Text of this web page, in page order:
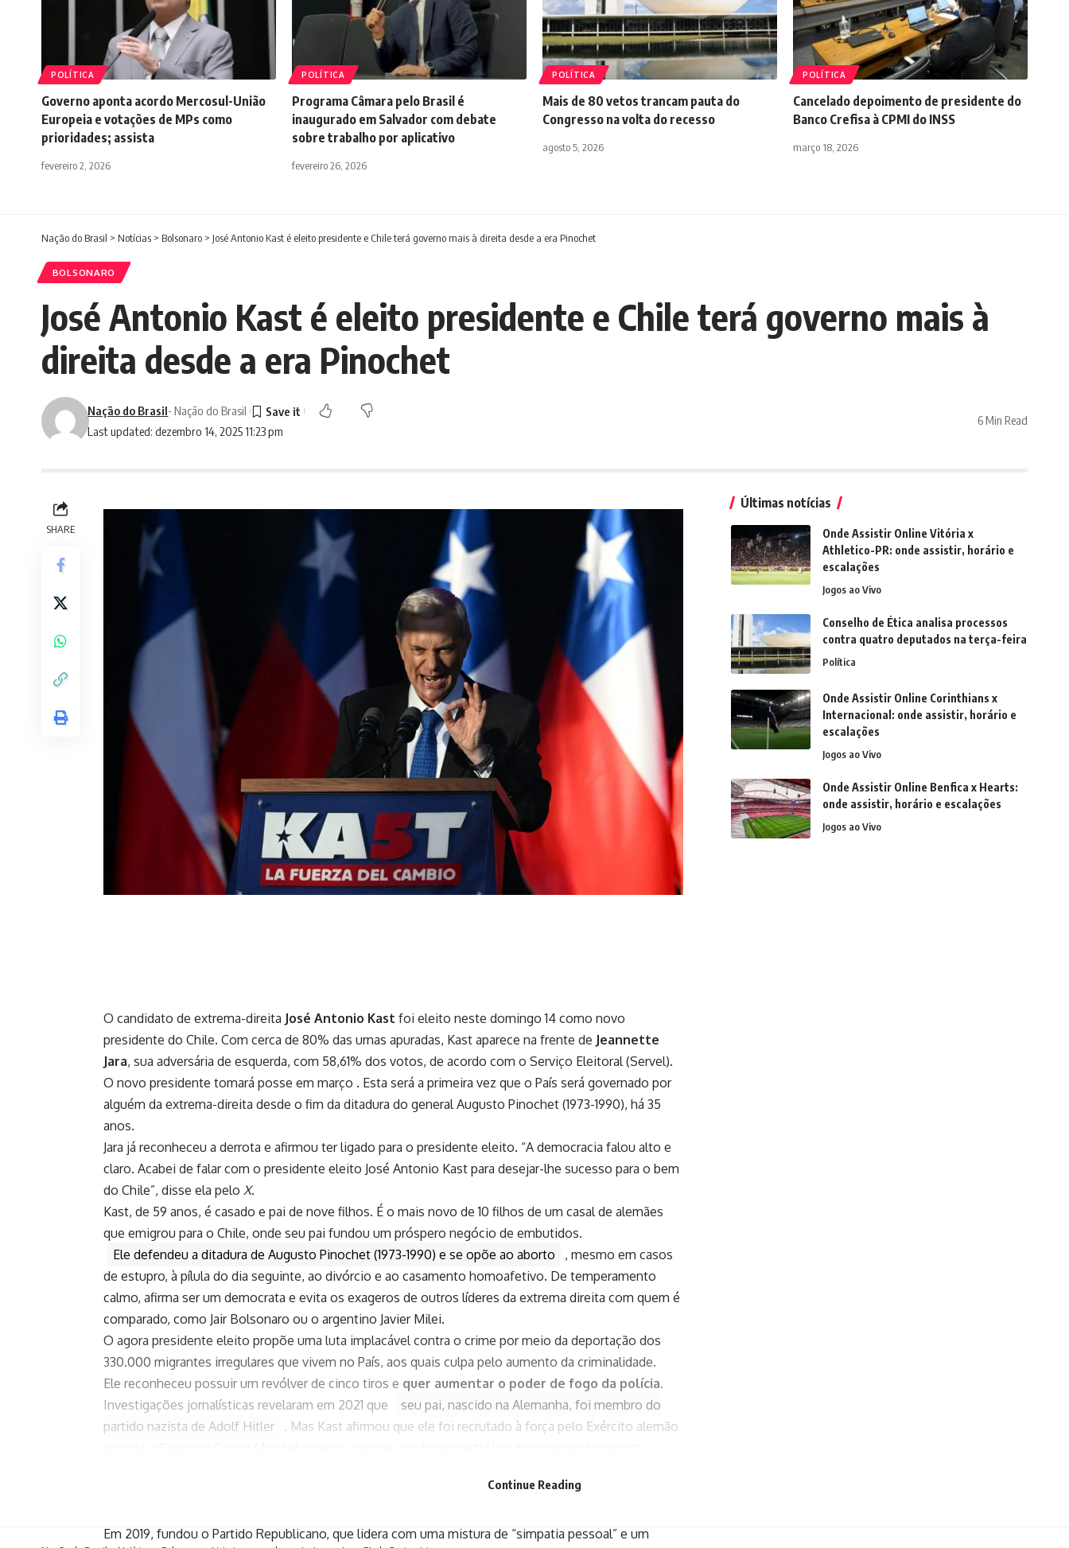
POLÍTICA
Governo aponta acordo Mercosul-União
Europeia e votações de MPs como
prioridades; assista
fevereiro 2, 2026
POLÍTICA
Programa Câmara pelo Brasil é
inaugurado em Salvador com debate
sobre trabalho por aplicativo
fevereiro 26, 2026
POLÍTICA
Mais de 80 vetos trancam pauta do
Congresso na volta do recesso
agosto 5, 2026
POLÍTICA
Cancelado depoimento de presidente do
Banco Crefisa à CPMI do INSS
março 18, 2026
Nação do Brasil > Notícias > Bolsonaro > José Antonio Kast é eleito presidente e Chile terá governo mais à direita desde a era Pinochet
BOLSONARO
José Antonio Kast é eleito presidente e Chile terá governo mais à
direita desde a era Pinochet
Last updated: dezembro 14, 2025 11:23 pm
Nação do Brasil- Nação do Brasil
6 Min Read
SHARE
O candidato de extrema-direita José Antonio Kast foi eleito neste domingo 14 como novo
presidente do Chile. Com cerca de 80% das urnas apuradas, Kast aparece na frente de Jeannette
Jara, sua adversária de esquerda, com 58,61% dos votos, de acordo com o Serviço Eleitoral (Servel).
O novo presidente tomará posse em março . Esta será a primeira vez que o País será governado por
alguém da extrema-direita desde o fim da ditadura do general Augusto Pinochet (1973-1990), há 35
anos.
Jara já reconheceu a derrota e afirmou ter ligado para o presidente eleito. “A democracia falou alto e
claro. Acabei de falar com o presidente eleito José Antonio Kast para desejar-lhe sucesso para o bem
do Chile”, disse ela pelo X.
Kast, de 59 anos, é casado e pai de nove filhos. É o mais novo de 10 filhos de um casal de alemães
que emigrou para o Chile, onde seu pai fundou um próspero negócio de embutidos.
Ele defendeu a ditadura de Augusto Pinochet (1973-1990) e se opõe ao aborto
, mesmo em casos
de estupro, à pílula do dia seguinte, ao divórcio e ao casamento homoafetivo. De temperamento
calmo, afirma ser um democrata e evita os exageros de outros líderes da extrema direita com quem é
comparado, como Jair Bolsonaro ou o argentino Javier Milei.
O agora presidente eleito propõe uma luta implacável contra o crime por meio da deportação dos
330.000 migrantes irregulares que vivem no País, aos quais culpa pelo aumento da criminalidade.
Ele reconheceu possuir um revólver de cinco tiros e quer aumentar o poder de fogo da polícia.
Investigações jornalísticas revelaram em 2021 que
seu pai, nascido na Alemanha, foi membro do
partido nazista de Adolf Hitler
. Mas Kast afirmou que ele foi recrutado à força pelo Exército alemão
no qual militou por décadas, por considerar que o partido havia abandonado os princípios
Em 2019, fundou o Partido Republicano, que lidera com uma mistura de “simpatia pessoal” e um
Últimas notícias
Onde Assistir Online Vitória x
Athletico-PR: onde assistir, horário e
escalações
Jogos ao Vivo
Conselho de Ética analisa processos
contra quatro deputados na terça-feira
Política
Onde Assistir Online Corinthians x
Internacional: onde assistir, horário e
escalações
Jogos ao Vivo
Onde Assistir Online Benfica x Hearts:
onde assistir, horário e escalações
Jogos ao Vivo
Continue Reading